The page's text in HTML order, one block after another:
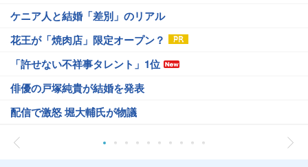
ケニア人と結婚「差別」のリアル
花王が「焼肉店」限定オープン？
「許せない不祥事タレント」1位
俳優の戸塚純貴が結婚を発表
配信で激怒 堀大輔氏が物議